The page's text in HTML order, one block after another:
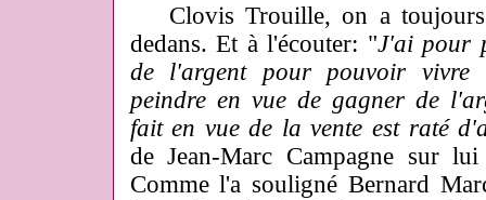
Clovis Trouille, on a
dedans. Et à l'écouter: "J'ai pour
de l'argent pour pouvoir vivre
peindre en vue de gagner de
fait en vue de la vente est raté
de Jean-Marc Campagne sur
Comme l'a souligné Bernard